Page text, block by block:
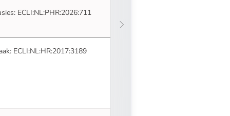
ECLI:NL:PHR:2026:711- U verlaat Rechtspraak.nl
ECLI:NL:HR:2017:3189- U verlaat Rechtspraak.nl